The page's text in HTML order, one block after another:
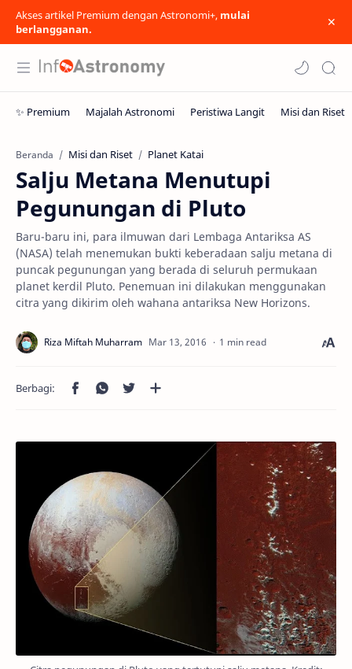
Akses artikel Premium dengan Astronomi+, mulai
berlangganan.
Beranda Misi dan Riset Planet Katai
Salju Metana Menutupi
Pegunungan di Pluto
Baru-baru ini, para ilmuwan dari Lembaga Antariksa AS
(NASA) telah menemukan bukti keberadaan salju metana di
puncak pegunungan yang berada di seluruh permukaan
planet kerdil Pluto. Penemuan ini dilakukan menggunakan
citra yang dikirim oleh wahana antariksa New Horizons.
1 min read